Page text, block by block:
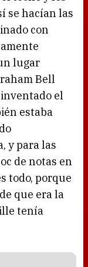
se hacían las
con
lugar
Bell
el
estaba
y para las
de notas en
todo, porque
que era la
tenía